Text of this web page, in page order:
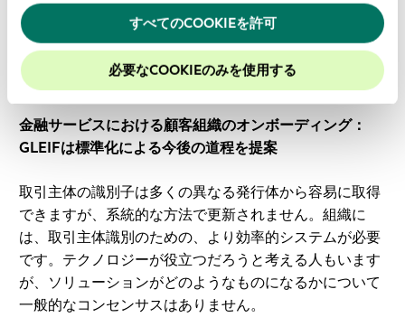
ッキーに同意したことになります。
当社のウェブサイトでのエクスペリエンスを向上させる
ために、Cookieを有効にしておくことをお勧めします。
すべてのCOOKIEを許可
必要なCOOKIEのみを使用する
象となった人々の58%は、関連の参照データが更新され
ていないと回答し、46%は異なる出所の参照データが矛
盾していると答え、49%が同じIDが別の取引主体に使用
されていると答えました。
金融サービスにおける顧客組織のオンボーディング：
GLEIFは標準化による今後の道程を提案
取引主体の識別子は多くの異なる発行体から容易に取得
できますが、系統的な方法で更新されません。組織に
は、取引主体識別のための、より効率的システムが必要
です。テクノロジーが役立つだろうと考える人もいます
が、ソリューションがどのようなものになるかについて
一般的なコンセンサスはありません。